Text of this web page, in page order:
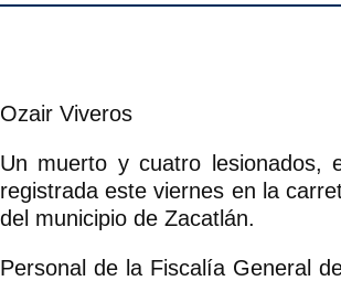
Ozair Viveros
Un muerto y cuatro lesionados,
registrada este viernes en la
del municipio de Zacatlán.
Personal de la Fiscalía General